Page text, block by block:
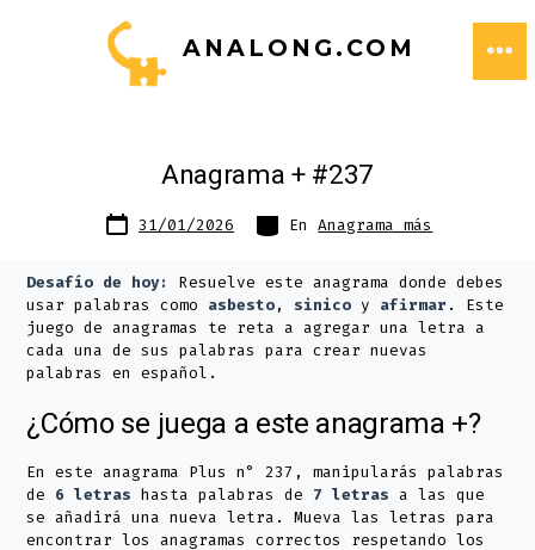
ANALONG.COM
Anagrama + #237
Fecha
de 31/01/2026 Categorías
EnAnagrama más
Desafío de hoy:
Resuelve este anagrama donde debes
usar palabras como asbesto,sinico y afirmar . Este
juego de anagramas te reta a agregar una letra a
cada una de sus palabras para crear nuevas
palabras en español.
¿Cómo se juega a este anagrama +?
En este anagrama Plus n° 237, manipularás palabras
de 6 letras hasta palabras de 7 letras a las que
se añadirá una nueva letra. Mueva las letras para
encontrar los anagramas correctos respetando los